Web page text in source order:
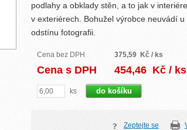
podlahy a obklady stěn, a to jak v
v exteriérech. Bohužel výrobce neuvádí
odstínu fotografii.
Cena bez DPH 375,59 Kč / ks
Cena s DPH 454,46 Kč / ks
ks
Zeptejte se